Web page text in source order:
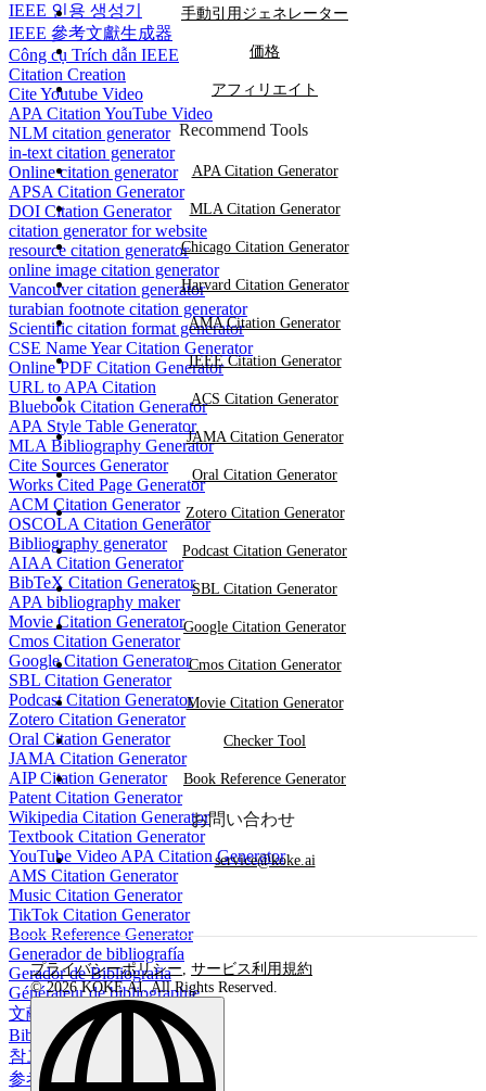
IEEE 인용 생성기
IEEE 參考文獻生成器
Công cụ Trích dẫn IEEE
Citation Creation
Cite Youtube Video
APA Citation YouTube Video
NLM citation generator
in-text citation generator
Online citation generator
APSA Citation Generator
DOI Citation Generator
citation generator for website
resource citation generator
online image citation generator
Vancouver citation generator
turabian footnote citation generator
Scientific citation format generator
CSE Name Year Citation Generator
Online PDF Citation Generator
URL to APA Citation
Bluebook Citation Generator
APA Style Table Generator
MLA Bibliography Generator
Cite Sources Generator
Works Cited Page Generator
ACM Citation Generator
OSCOLA Citation Generator
Bibliography generator
AIAA Citation Generator
BibTeX Citation Generator
APA bibliography maker
Movie Citation Generator
Cmos Citation Generator
Google Citation Generator
SBL Citation Generator
Podcast Citation Generator
Zotero Citation Generator
Oral Citation Generator
JAMA Citation Generator
AIP Citation Generator
Patent Citation Generator
Wikipedia Citation Generator
Textbook Citation Generator
YouTube Video APA Citation Generator
AMS Citation Generator
Music Citation Generator
TikTok Citation Generator
Book Reference Generator
Generador de bibliografía
Gerador de Bibliografia
Générateur de bibliographie
文献生成ツール
Bibliographie-Generator
참고 문헌 생성기
参考文献生成器
手動引用ジェネレーター
価格
アフィリエイト
Recommend Tools
APA Citation Generator
MLA Citation Generator
Chicago Citation Generator
Harvard Citation Generator
AMA Citation Generator
IEEE Citation Generator
ACS Citation Generator
JAMA Citation Generator
Oral Citation Generator
Zotero Citation Generator
Podcast Citation Generator
SBL Citation Generator
Google Citation Generator
Cmos Citation Generator
Movie Citation Generator
Checker Tool
Book Reference Generator
お問い合わせ
service@koke.ai
プライバシーポリシー, サービス利用規約
© 2026 KOKE AI. All Rights Reserved.